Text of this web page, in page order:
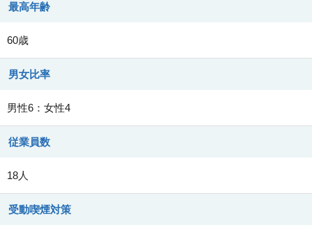
最高年齢
60歳
男女比率
男性6：女性4
従業員数
18人
受動喫煙対策